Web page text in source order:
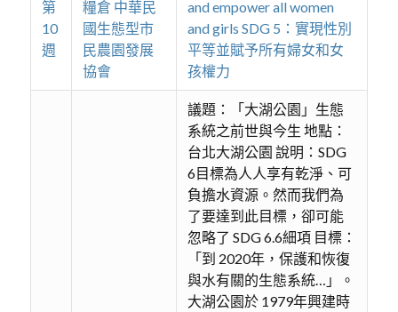
第
10
週
糧倉 中華民
國生態型市
民農園發展
協會
and empower all women
and girls SDG 5：實現性別
平等並賦予所有婦女和女
孩權力
議題：「大湖公園」生態
系統之前世與今生 地點：
台北大湖公園 說明：SDG
6目標為人人享有乾淨、可
負擔水資源。然而我們為
了要達到此目標，卻可能
忽略了 SDG 6.6細項 目標：
「到 2020年，保護和恢復
與水有關的生態系統…」。
大湖公園於 1979年興建時